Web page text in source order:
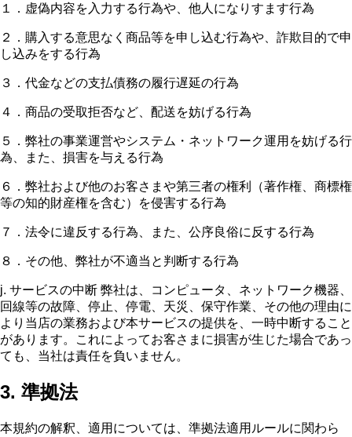
１．虚偽内容を入力する行為や、他人になりすます行為
２．購入する意思なく商品等を申し込む行為や、詐欺目的で申
し込みをする行為
３．代金などの支払債務の履行遅延の行為
４．商品の受取拒否など、配送を妨げる行為
５．弊社の事業運営やシステム・ネットワーク運用を妨げる行
為、また、損害を与える行為
６．弊社および他のお客さまや第三者の権利（著作権、商標権
等の知的財産権を含む）を侵害する行為
７．法令に違反する行為、また、公序良俗に反する行為
８．その他、弊社が不適当と判断する行為
j. サービスの中断 弊社は、コンピュータ、ネットワーク機器、
回線等の故障、停止、停電、天災、保守作業、その他の理由に
より当店の業務および本サービスの提供を、一時中断すること
があります。これによってお客さまに損害が生じた場合であっ
ても、当社は責任を負いません。
3. 準拠法
本規約の解釈、適用については、準拠法適用ルールに関わら